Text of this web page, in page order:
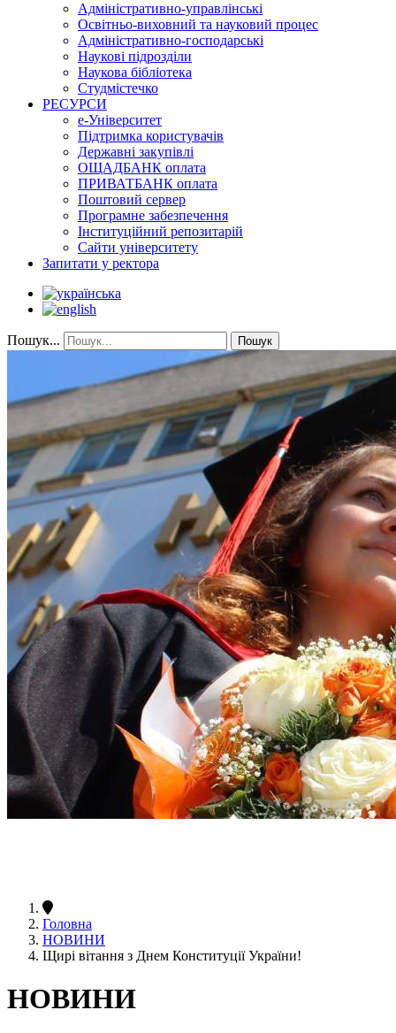
Адміністративно-управлінські
Освітньо-виховний та науковий процес
Адміністративно-господарські
Наукові підрозділи
Наукова бібліотека
Студмістечко
РЕСУРСИ
е-Університет
Підтримка користувачів
Державні закупівлі
ОЩАДБАНК оплата
ПРИВАТБАНК оплата
Поштовий сервер
Програмне забезпечення
Інституційний репозитарій
Сайти університету
Запитати у ректора
Пошук... Пошук
Головна
НОВИНИ
Щирі вітання з Днем Конституції України!
НОВИНИ